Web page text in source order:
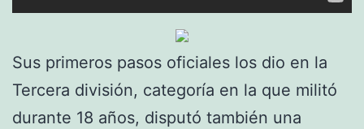
Sus primeros pasos oficiales los dio en la
Tercera división, categoría en la que militó
durante 18 años, disputó también una